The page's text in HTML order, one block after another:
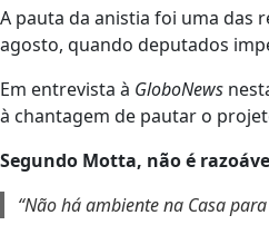
A pauta da anistia foi uma das
agosto, quando deputados
Em entrevista à GloboNews
à chantagem de pautar o
Segundo Motta, não é
“Não há ambiente na Casa